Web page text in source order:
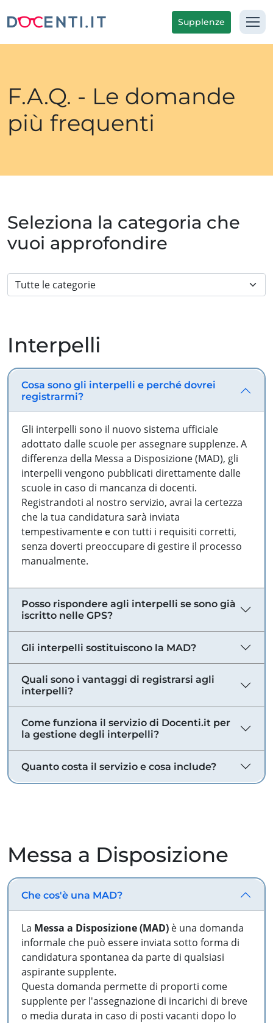
Supplenze
F.A.Q. - Le domande
più frequenti
Seleziona la categoria che
vuoi approfondire
Interpelli
Cosa sono gli interpelli e perché dovrei
registrarmi?
Gli interpelli sono il nuovo sistema ufficiale
adottato dalle scuole per assegnare supplenze. A
differenza della Messa a Disposizione (MAD), gli
interpelli vengono pubblicati direttamente dalle
scuole in caso di mancanza di docenti.
Registrandoti al nostro servizio, avrai la certezza
che la tua candidatura sarà inviata
tempestivamente e con tutti i requisiti corretti,
senza doverti preoccupare di gestire il processo
manualmente.
Posso rispondere agli interpelli se sono già
iscritto nelle GPS?
Gli interpelli sostituiscono la MAD?
Quali sono i vantaggi di registrarsi agli
interpelli?
Come funziona il servizio di Docenti.it per
la gestione degli interpelli?
Quanto costa il servizio e cosa include?
Messa a Disposizione
Che cos'è una MAD?
La Messa a Disposizione (MAD) è una domanda
informale che può essere inviata sotto forma di
candidatura spontanea da parte di qualsiasi
aspirante supplente.
Questa domanda permette di proporti come
supplente per l'assegnazione di incarichi di breve
o media durata in caso di posti vacanti dopo lo